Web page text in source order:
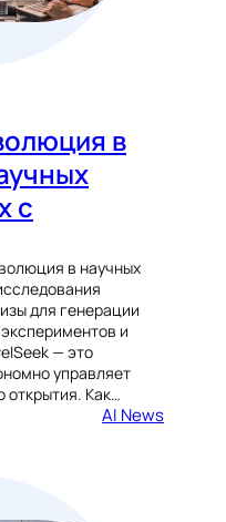
в
с
в научных
для генерации
и
— это
управляет
открытия. Как…
AI News